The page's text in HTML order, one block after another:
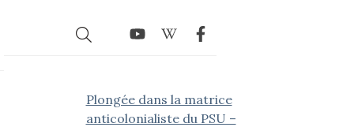
Plongée dans la matrice
anticolonialiste du PSU –